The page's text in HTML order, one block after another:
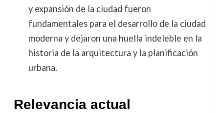
y expansión de la ciudad fueron
fundamentales para el desarrollo de la ciudad
moderna y dejaron una huella indeleble en la
historia de la arquitectura y la planificación
urbana.
Relevancia actual